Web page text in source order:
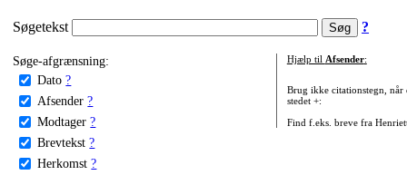
Søgetekst ?
Søge-afgrænsning:
Dato ?
Afsender ?
Modtager ?
Brevtekst ?
Herkomst ?
Hjælp til Afsender:
Brug ikke citationstegn, når
stedet +:
Find f.eks. breve fra